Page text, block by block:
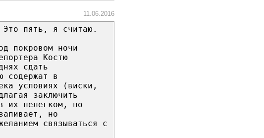
11.06.2016
Это пять, я считаю.
покровом ночи
Костю
сдать
содержат в
условиях (виски,
заключить
их нелегком, но
но
связываться с